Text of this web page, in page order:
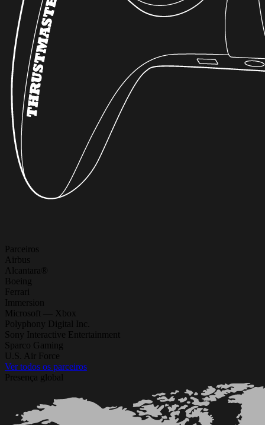
Parceiros
Airbus
Alcantara®
Boeing
Ferrari
Immersion
Microsoft — Xbox
Polyphony Digital Inc.
Sony Interactive Entertainment
Sparco Gaming
U.S. Air Force
Ver todos os parceiros
Presença global